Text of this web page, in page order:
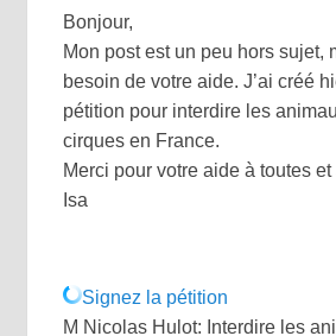
Bonjour,
Mon post est un peu hors sujet,
besoin de votre aide. J’ai créé
pétition pour interdire les
cirques en France.
Merci pour votre aide à toutes et
Isa
Signez la pétition
M Nicolas Hulot: Interdire les